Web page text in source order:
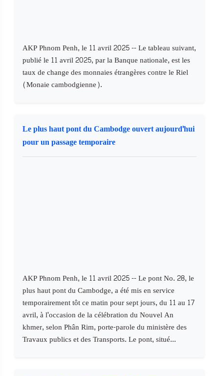
AKP Phnom Penh, le 11 avril 2025 -- Le tableau suivant,
publié le 11 avril 2025, par la Banque nationale, est les
taux de change des monnaies étrangères contre le Riel
(Monaie cambodgienne).
Le plus haut pont du Cambodge ouvert aujourd'hui
pour un passage temporaire
AKP Phnom Penh, le 11 avril 2025 -- Le pont No. 28, le
plus haut pont du Cambodge, a été mis en service
temporairement tôt ce matin pour sept jours, du 11 au 17
avril, à l'occasion de la célébration du Nouvel An
khmer, selon Phân Rim, porte-parole du ministère des
Travaux publics et des Transports. Le pont, situé...